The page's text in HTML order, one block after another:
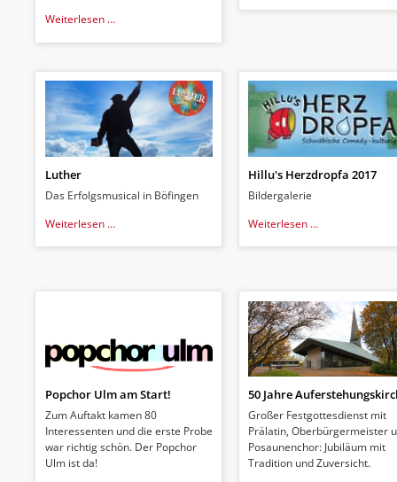
Weiterlesen …Mit
und
Projekte
fördern
Luther
Das Erfolgsmusical in Böfingen
Weiterlesen …Luther
Hillu's Herzdropfa 2017
Bildergalerie
Weiterlesen …Hillu's
Popchor Ulm am Start!
Zum Auftakt kamen 80
Interessenten und die erste Probe
war richtig schön. Der Popchor
Ulm ist da!
50 Jahre
Großer Festgottesdienst mit
Prälatin, Oberbürgermeister
Posaunenchor: Jubiläum mit
Tradition und Zuversicht.